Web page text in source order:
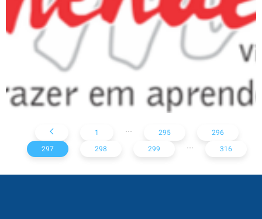
1 ... 295
296
297
298 299 ... 316